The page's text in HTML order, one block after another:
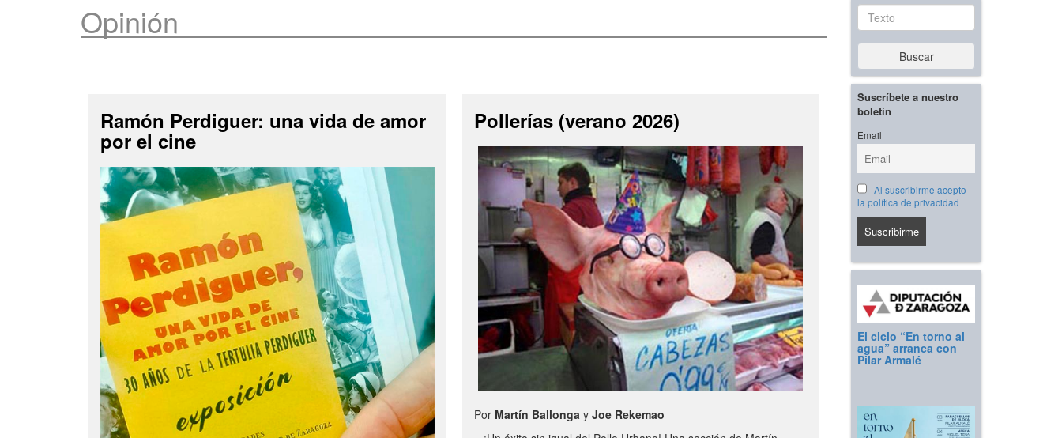
Opinión
Ramón Perdiguer: una vida de amor
por el cine
Pollerías (verano 2026)
Por Martín Ballonga yJoe Rekemao
Texto
Buscar
Suscríbete a nuestro
boletín
Email
Al suscribirme acepto
la política de privacidad
El ciclo “En torno al
agua” arranca con
Pilar Armalé